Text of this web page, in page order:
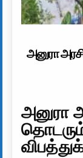
அனுரா
அனுரா
தொடரும்